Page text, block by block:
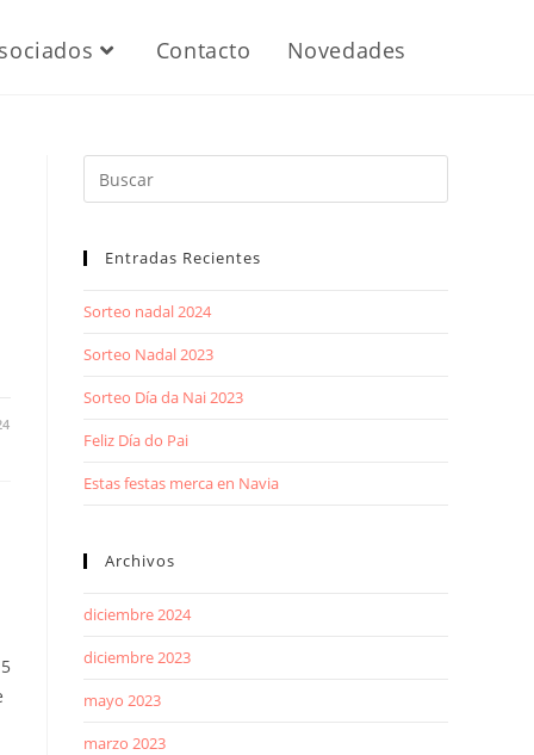
Contacto Novedades
Entradas Recientes
Sorteo nadal 2024
Sorteo Nadal 2023
Sorteo Día da Nai 2023
Feliz Día do Pai
Estas festas merca en Navia
Archivos
diciembre 2024
diciembre 2023
mayo 2023
marzo 2023